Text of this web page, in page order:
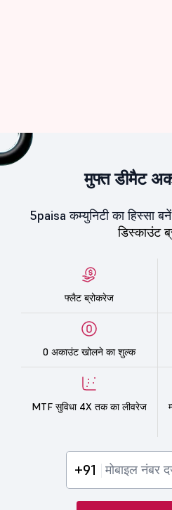
मुफ्त डीमैट
5paisa कम्युनिटी का हिस्सा
डिस्काउंट
फ्लैट ब्रोकरेज
0 अकाउंट खोलने का शुल्क
MTF सुविधा 4X तक का लीवरेज
+91